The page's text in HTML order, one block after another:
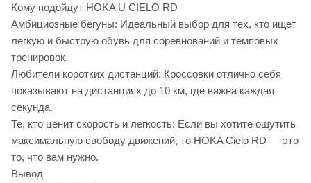
Кому подойдут HOKA U CIELO RD
Амбициозные бегуны: Идеальный выбор для тех, кто ищет
легкую и быструю обувь для соревнований и темповых
тренировок.
Любители коротких дистанций: Кроссовки отлично себя
показывают на дистанциях до 10 км, где важна каждая
секунда.
Те, кто ценит скорость и легкость: Если вы хотите ощутить
максимальную свободу движений, то HOKA Cielo RD — это
то, что вам нужно.
Вывод